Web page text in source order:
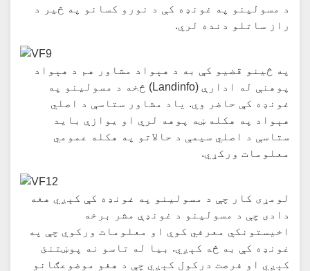
د مسولینو په غونډه کې د نورو کسانو په څیر د
راز ساتلو دنده لري.
په څینو قضیو کې به د هېواد مشاور هم د هېواد
پوهنې له ادارې (Landinfo) څخه د مسولینو په
غونډه کې حاضر وي. یاد مشاور ستاسې د اصلي
هېواد په هکله ښه پوهه لري او یوازې باید
ستاسې د اصلي سیمې د حالاتو په هکله عمومي
معلومات ورکړي.
لومړی کار چې د مسولینو په غونډه کې کېږي هغه
دادی چې د مسولینو د غونډې مشر برخه
اخیستونکي معرفي کوي او معلومات ورکوي چې په
غونډه کې به څه کېږي. بیا له تاسو نه پوښتنئ
کېږي او فرصت درکول کېږي چې د هغو موضوعګانو